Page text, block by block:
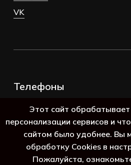
VK
Телефоны
8 (800) 250-69-39
Этот сайт
персонализации сервисов и
сайтом было удобнее. Вы
обработку Cookies в
Пожалуйста,